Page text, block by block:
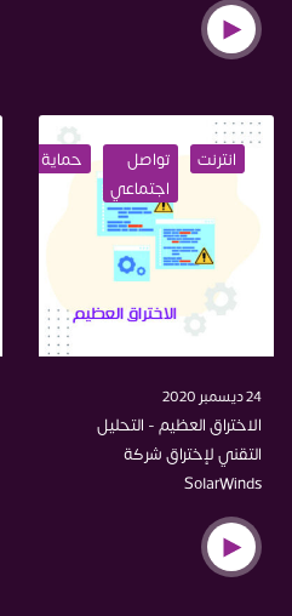
انترنت
تواصل
اجتماعي
حماية
24 ديسمبر 2020
الاختراق العظيم - التحليل
التقني لإختراق شركة
SolarWinds